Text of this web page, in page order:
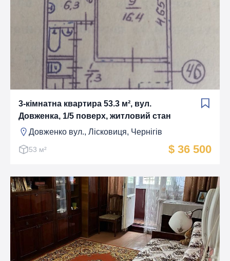
3-кімнатна квартира 53.3 м², вул.
Довженка, 1/5 поверх, житловий стан
Довженко вул., Лiсковиця, Чернігів
53 м² $ 36 500